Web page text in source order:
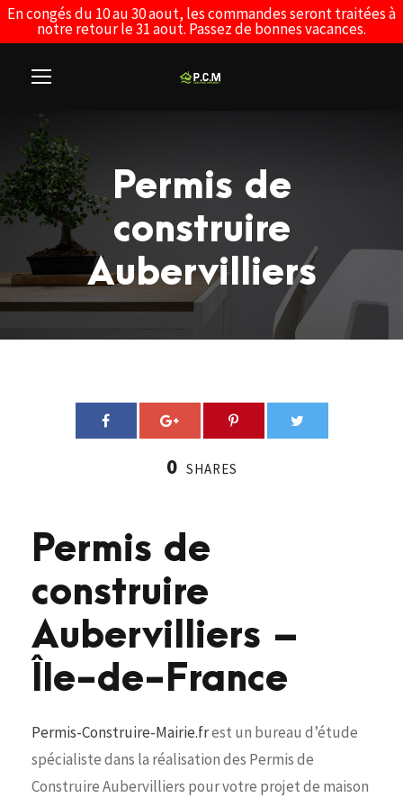
En congés du 10 au 30 aout, les commandes seront traitées à
notre retour le 31 aout. Passez de bonnes vacances.
Permis de
construire
Aubervilliers
0 SHARES
Permis de
construire
Aubervilliers –
Île-de-France
Permis-Construire-Mairie.frest un bureau d’étude
spécialiste dans la réalisation des Permis de
Construire Aubervilliers pour votre projet de maison